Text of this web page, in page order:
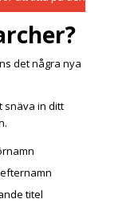
det några nya
snäva in ditt
titel